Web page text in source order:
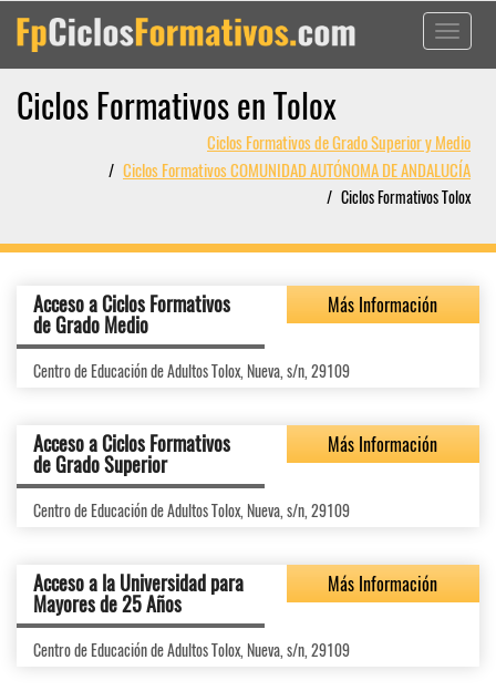
Toggle
Ciclos Formativos en Tolox
Ciclos Formativos de Grado Superior y Medio
Ciclos Formativos COMUNIDAD AUTÓNOMA DE ANDALUCÍA
Ciclos Formativos Tolox
Acceso a Ciclos Formativos
de Grado Medio
Más Información
Centro de Educación de Adultos Tolox, Nueva, s/n, 29109
Acceso a Ciclos Formativos
de Grado Superior
Más Información
Centro de Educación de Adultos Tolox, Nueva, s/n, 29109
Acceso a la Universidad para
Mayores de 25 Años
Más Información
Centro de Educación de Adultos Tolox, Nueva, s/n, 29109